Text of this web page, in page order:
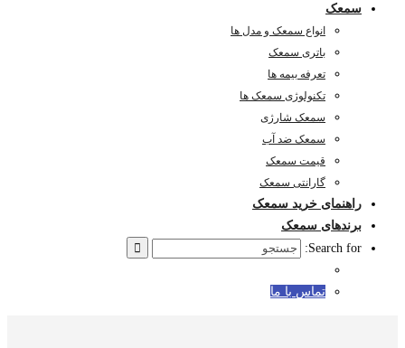
سمعک
انواع سمعک و مدل ها
باتری سمعک
تعرفه بیمه ها
تکنولوژی سمعک ها
سمعک شارژی
سمعک ضد آب
قیمت سمعک
گارانتی سمعک
راهنمای خرید سمعک
برندهای سمعک
Search for:
تماس با ما